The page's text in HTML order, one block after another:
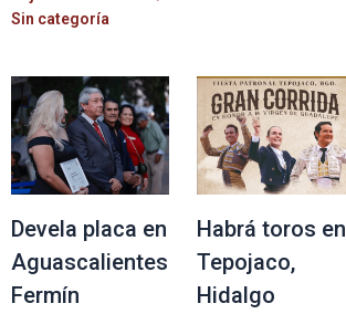
Sin categoría
Devela placa en
Aguascalientes
Fermín
Habrá toros en
Tepojaco,
Hidalgo